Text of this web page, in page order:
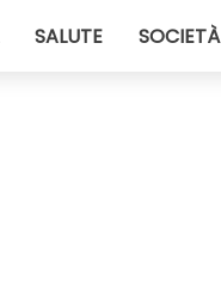
SALUTE SOCIETÀ